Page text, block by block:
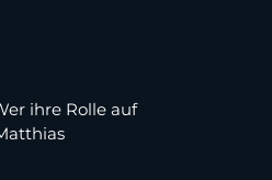
ihre Rolle auf